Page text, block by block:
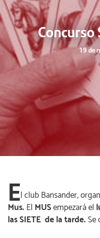
Concurso
19 de
El club Bansander,
Mus. El MUSempezará el
las SIETE de la tarde.Se